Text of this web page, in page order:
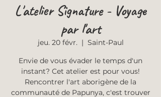
L'atelier Signature - Voyage
par l'art
jeu. 20 févr.
  |
Saint-Paul
Envie de vous évader le temps d'un
instant? Cet atelier est pour vous!
Rencontrer l'art aborigène de la
communauté de Papunya, c'est trouver